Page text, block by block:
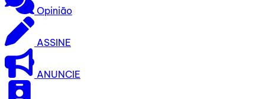
Opinião
ASSINE
ANUNCIE